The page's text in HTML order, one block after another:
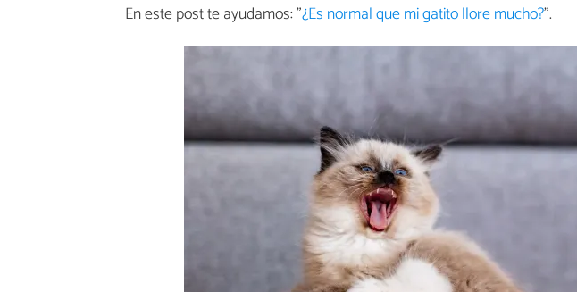
En este post te ayudamos: "¿Es normal que mi gatito llore mucho?".